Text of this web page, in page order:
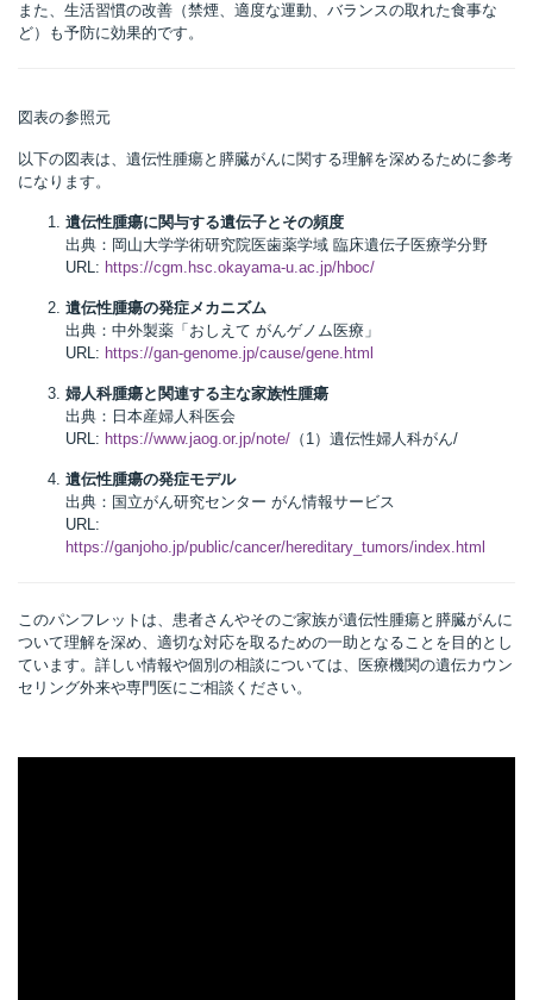
また、生活習慣の改善（禁煙、適度な運動、バランスの取れた食事な
ど）も予防に効果的です。
図表の参照元
以下の図表は、遺伝性腫瘍と膵臓がんに関する理解を深めるために参考
になります。
遺伝性腫瘍に関与する遺伝子とその頻度
出典：岡山大学学術研究院医歯薬学域 臨床遺伝子医療学分野
URL: https://cgm.hsc.okayama-u.ac.jp/hboc/
遺伝性腫瘍の発症メカニズム
出典：中外製薬「おしえて がんゲノム医療」
URL: https://gan-genome.jp/cause/gene.html
婦人科腫瘍と関連する主な家族性腫瘍
出典：日本産婦人科医会
URL: https://www.jaog.or.jp/note/ （1）遺伝性婦人科がん/
遺伝性腫瘍の発症モデル
出典：国立がん研究センター がん情報サービス
URL:
https://ganjoho.jp/public/cancer/hereditary_tumors/index.html
このパンフレットは、患者さんやそのご家族が遺伝性腫瘍と膵臓がんに
ついて理解を深め、適切な対応を取るための一助となることを目的とし
ています。詳しい情報や個別の相談については、医療機関の遺伝カウン
セリング外来や専門医にご相談ください。